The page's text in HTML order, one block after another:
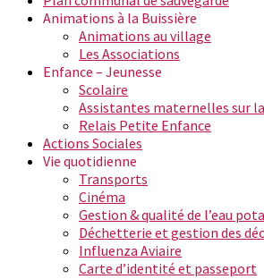
Animations à la Buissière
Animations au village
Les Associations
Enfance – Jeunesse
Scolaire
Assistantes maternelles sur
Relais Petite Enfance
Actions Sociales
Vie quotidienne
Transports
Cinéma
Gestion & qualité de l’eau
Déchetterie et gestion des
Influenza Aviaire
Carte d’identité et passeport